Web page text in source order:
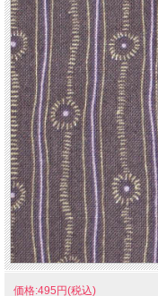
価格:495円(税込)